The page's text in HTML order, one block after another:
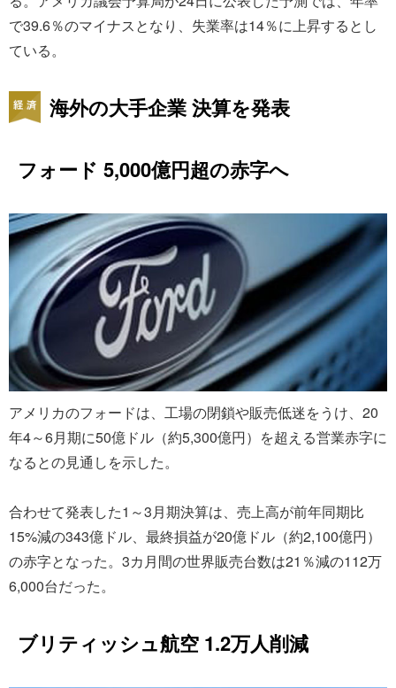
で39.6％のマイナスとなり、失業率は14％に上昇するとし
ている。
海外の大手企業 決算を発表
フォード 5,000億円超の赤字へ
アメリカのフォードは、工場の閉鎖や販売低迷をうけ、20
年4～6月期に50億ドル（約5,300億円）を超える営業赤字に
なるとの見通しを示した。
合わせて発表した1～3月期決算は、売上高が前年同期比
15%減の343億ドル、最終損益が20億ドル（約2,100億円）
の赤字となった。3カ月間の世界販売台数は21％減の112万
6,000台だった。
ブリティッシュ航空 1.2万人削減